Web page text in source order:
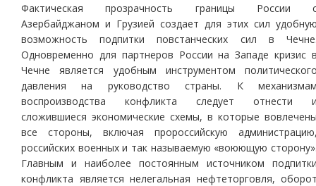
Фактическая прозрачность границы России
Азербайджаном и Грузией создает для этих сил
возможность подпитки повстанческих сил в
Одновременно для партнеров России на Западе кризис
Чечне является удобным инструментом
давления на руководство страны. К
воспроизводства конфликта следует отнести
сложившиеся экономические схемы, в которые
все стороны, включая пророссийскую
российских военных и так называемую «воюющую
Главным и наиболее постоянным источником
конфликта является нелегальная нефтеторговля,